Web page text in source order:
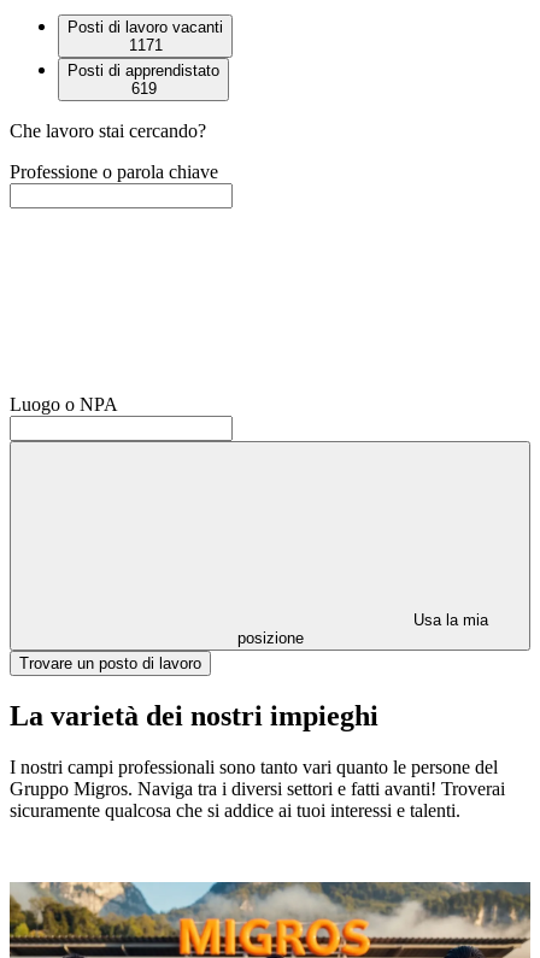
Posti di lavoro vacanti
1171
Posti di apprendistato
619
Che lavoro stai cercando?
Professione o parola chiave
Luogo o NPA
Usa la mia
posizione
Trovare un posto di lavoro
La varietà dei nostri impieghi
I nostri campi professionali sono tanto vari quanto le persone del
Gruppo Migros. Naviga tra i diversi settori e fatti avanti! Troverai
sicuramente qualcosa che si addice ai tuoi interessi e talenti.